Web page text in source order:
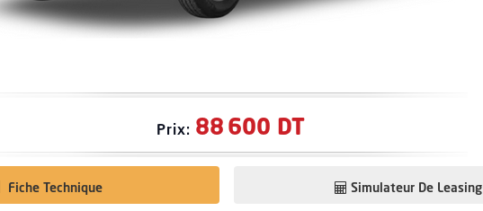
Prix: 88 600 DT
Fiche Technique Simulateur De Leasing